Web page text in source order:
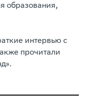
образования,
интервью с
прочитали